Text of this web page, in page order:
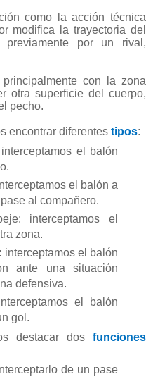
como la acción técnica
modifica la trayectoria del
por un rival,
con la zona
otra superficie del cuerpo,
pecho.
encontrar diferentes tipos:
el balón
el balón a
al compañero.
interceptamos el
zona.
interceptamos el balón
ante una situación
defensiva.
el balón
gol.
destacar dos funciones
de un pase